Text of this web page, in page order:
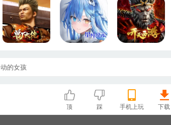
的女孩
顶 踩 手机上玩 下载